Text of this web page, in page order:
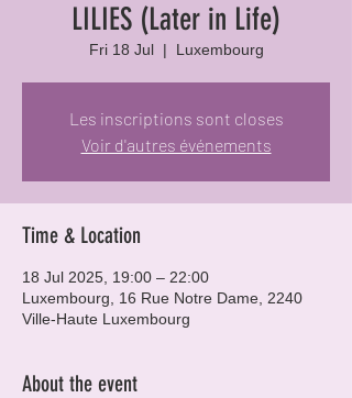
LILIES (Later in Life)
Fri 18 Jul
  |
Luxembourg
Les inscriptions sont closes
Voir d'autres événements
Time & Location
18 Jul 2025, 19:00 – 22:00
Luxembourg, 16 Rue Notre Dame, 2240
Ville-Haute Luxembourg
About the event